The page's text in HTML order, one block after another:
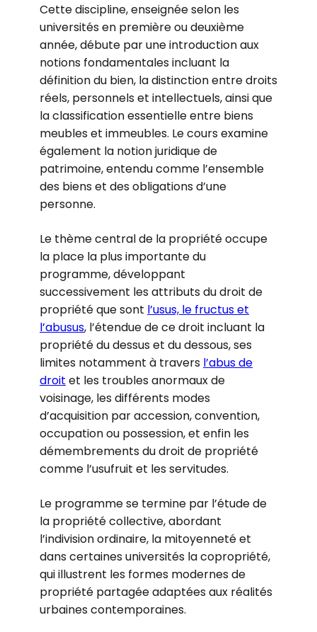
Cette discipline, enseignée selon les
universités en première ou deuxième
année, débute par une introduction aux
notions fondamentales incluant la
définition du bien, la distinction entre droits
réels, personnels et intellectuels, ainsi que
la classification essentielle entre biens
meubles et immeubles. Le cours examine
également la notion juridique de
patrimoine, entendu comme l’ensemble
des biens et des obligations d’une
personne.
Le thème central de la propriété occupe
la place la plus importante du
programme, développant
successivement les attributs du droit de
propriété que sont l’usus, le fructus et
l’abusus, l’étendue de ce droit incluant la
propriété du dessus et du dessous, ses
limites notamment à travers l’abus de
droit et les troubles anormaux de
voisinage, les différents modes
d’acquisition par accession, convention,
occupation ou possession, et enfin les
démembrements du droit de propriété
comme l’usufruit et les servitudes.
Le programme se termine par l’étude de
la propriété collective, abordant
l’indivision ordinaire, la mitoyenneté et
dans certaines universités la copropriété,
qui illustrent les formes modernes de
propriété partagée adaptées aux réalités
urbaines contemporaines.